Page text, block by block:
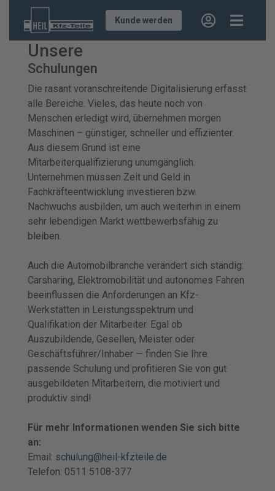
Kunde werden
Unsere
Schulungen
Die rasant voranschreitende Digitalisierung erfasst
alle Bereiche. Vieles, das heute noch von
Menschen erledigt wird, übernehmen morgen
Maschinen – günstiger, schneller und effizienter.
Aus diesem Grund ist eine
Mitarbeiterqualifizierung unumgänglich.
Unternehmen müssen Zeit und Geld in
Fachkräfteentwicklung investieren bzw.
Nachwuchs ausbilden, um auch weiterhin in einem
sehr lebendigen Markt wettbewerbsfähig zu
bleiben.
Auch die Automobilbranche verändert sich ständig:
Carsharing, Elektromobilität und autonomes Fahren
beeinflussen die Anforderungen an Kfz-
Werkstätten in Leistungsspektrum und
Qualifikation der Mitarbeiter. Egal ob
Auszubildende, Gesellen, Meister oder
Geschäftsführer/Inhaber — finden Sie Ihre
passende Schulung und profitieren Sie von gut
ausgebildeten Mitarbeitern, die motiviert und
produktiv sind!
Für mehr Informationen wenden Sie sich bitte
an:
Email: schulung@heil-kfzteile.de
Telefon: 0511 5108-377